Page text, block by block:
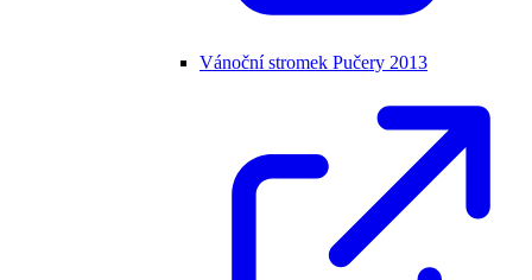
Vánoční stromek Pučery 2013